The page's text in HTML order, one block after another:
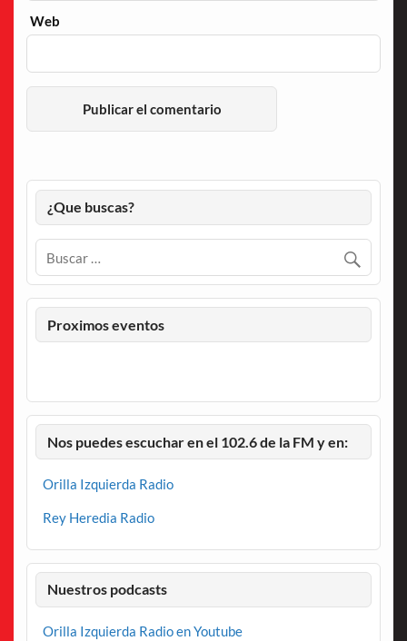
Web
¿Que buscas?
Proximos eventos
Nos puedes escuchar en el 102.6 de la FM y en:
Orilla Izquierda Radio
Rey Heredia Radio
Nuestros podcasts
Orilla Izquierda Radio en Youtube